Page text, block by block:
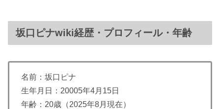
坂口ピナwiki経歴・プロフィール・年齢
名前：坂口ピナ
生年月日：20005年4月15日
年齢：20歳（2025年8月現在）